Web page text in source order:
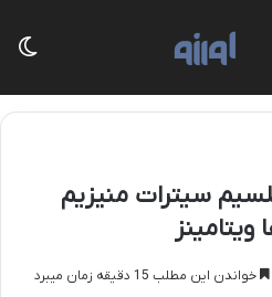
سیترات منیزیم
خواندن این مطلب 15 دقیقه زمان میبرد